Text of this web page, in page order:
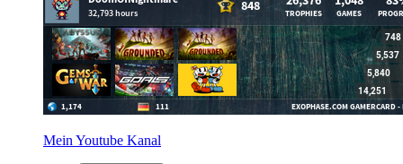
Mein Youtube Kanal